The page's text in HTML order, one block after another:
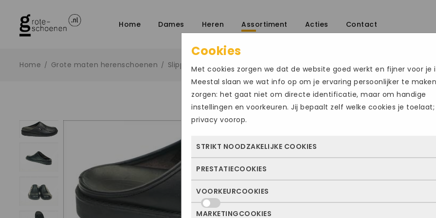
Home Dames Heren Assortiment Acties Contact
Home / Grote maten herenschoenen / Slipper /
€144.95
Maat
48
Cookies
Met cookies zorgen we dat de website goed werkt en fijner voor je
Meestal slaan we wat info op om je ervaring persoonlijker te
zorgen: het gaat niet om directe identificatie, maar om handige
instellingen en voorkeuren. Jij bepaalt zelf welke cookies je toelaat;
privacy voorop.
STRIKT NOODZAKELIJKE COOKIES
Deze cookies zorgen ervoor dat de website überhaupt werkt. Ze
dus altijd actief en kunnen niet worden uitgezet. Meestal worden
alleen geplaatst als jij iets doet, zoals inloggen, een formulier
of je privacyvoorkeuren opslaan. Je kunt je browser zo instellen
PRESTATIECOOKIES
Met deze cookies zien we hoe vaak onze site bezocht wordt, waar
bezoekers vandaan komen en welke pagina’s populair zijn. Zo
VOORKEURCOOKIES
MARKETINGCOOKIES